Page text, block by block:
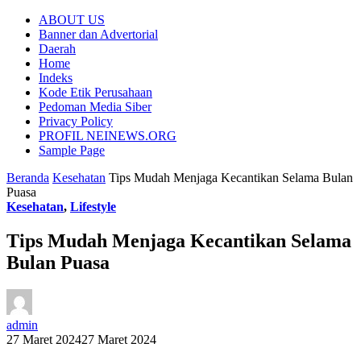
ABOUT US
Banner dan Advertorial
Daerah
Home
Indeks
Kode Etik Perusahaan
Pedoman Media Siber
Privacy Policy
PROFIL NEINEWS.ORG
Sample Page
Beranda Kesehatan Tips Mudah Menjaga Kecantikan Selama Bulan
Puasa
Kesehatan, Lifestyle
Tips Mudah Menjaga Kecantikan Selama
Bulan Puasa
admin
27 Maret 202427 Maret 2024